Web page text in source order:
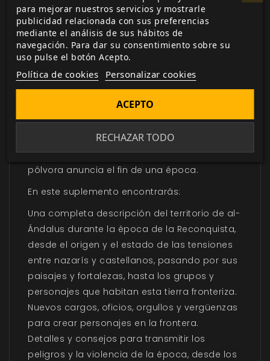
dispuestos a tomar las armas, cabalgar por
sus paisajes agrestes y sobrevivir a
matanzas, saqueos y venganzas.
Terra Nulliuste permite trasladar los
sangrientos y complejos conflictos de la
Reconquista a tus sesiones deAquelarre. Los
Reyes Católicos se preparan para derribar las
últimas fortalezas de al-Ándalus, y ya se ven
ondear los pendones de órdenes militares y
señores feudales, mientras el estruendo de la
pólvora anuncia el fin de una época.
En este suplemento encontrarás:
Una completa descripción del territorio de al-
Ándalus durante la época de la Reconquista,
desde el origen y el estado de las tensiones
entre nazarís y castellanos, pasando por sus
paisajes y fortalezas, hasta los grupos y
personajes que habitan esta tierra fronteriza.
Nuevos cargos, oficios, orgullos y vergüenzas
para crear personajes en la frontera.
Detalles y consejos para transmitir los
peligros y la violencia de la época, desde los
para mejorar nuestros servicios y mostrarle
publicidad relacionada con sus preferencias
mediante el análisis de sus hábitos de
navegación. Para dar su consentimiento sobre su
uso pulse el botón Acepto.
Política de cookies Personalizar cookies
RECHAZAR TODO
ACEPTO